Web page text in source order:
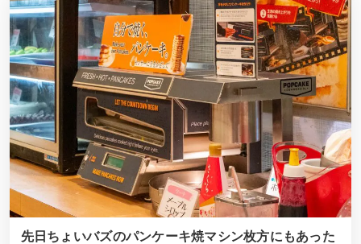
先日ちょいバズのパンケーキ焼マシン枚方にもあった